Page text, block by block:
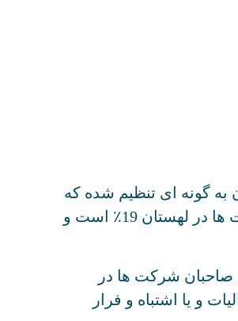
به گونه ای تنظیم شده که
شرکت ‌ها، بسته به اندازه و نوع فعالیتشان، نرخ ‌های متفاوتی را پرداخت می ‌کنند. به طورکل نرخ مالیات بر درآمد شرکت‌ ها در لهستان 19٪ است و
صاحبان شرکت ها در
و یا اشتباه و فرار